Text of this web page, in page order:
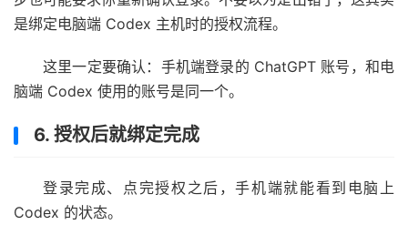
是绑定电脑端 Codex 主机时的授权流程。
这里一定要确认：手机端登录的 ChatGPT 账号，和电
脑端 Codex 使用的账号是同一个。
6. 授权后就绑定完成
登录完成、点完授权之后，手机端就能看到电脑上
Codex 的状态。